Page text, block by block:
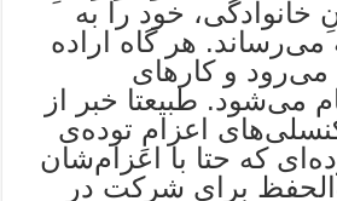
خانوادگی، خود را به
می‌رساند. هر گاه اراده
و کارهای
می‌شود. طبیعتا خبر از
اعزامِ توده‌ی
که حتا با اعزام‌شان
برای شرکت در